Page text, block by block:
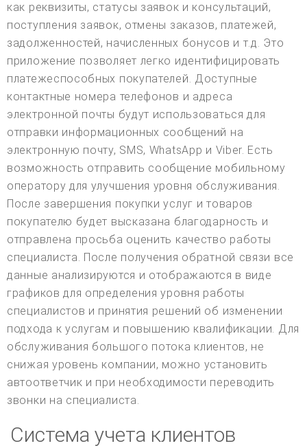
как реквизиты, статусы заявок и консультаций,
поступления заявок, отмены заказов, платежей,
задолженностей, начисленных бонусов и т.д. Это
приложение позволяет легко идентифицировать
платежеспособных покупателей. Доступные
контактные номера телефонов и адреса
электронной почты будут использоваться для
отправки информационных сообщений на
электронную почту, SMS, WhatsApp и Viber. Есть
возможность отправить сообщение мобильному
оператору для улучшения уровня обслуживания.
После завершения покупки услуг и товаров
покупателю будет высказана благодарность и
отправлена просьба оценить качество работы
специалиста. После получения обратной связи все
данные анализируются и отображаются в виде
графиков для определения уровня работы
специалистов и принятия решений об изменении
подхода к услугам и повышению квалификации. Для
обслуживания большого потока клиентов, не
снижая уровень компании, можно установить
автоответчик и при необходимости переводить
звонки на специалиста.
Система учета клиентов